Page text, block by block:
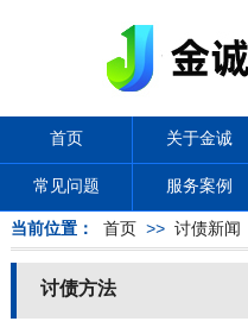
首页 关于金诚
常见问题 服务案例
当前位置： 首页 >> 讨债新闻
讨债方法